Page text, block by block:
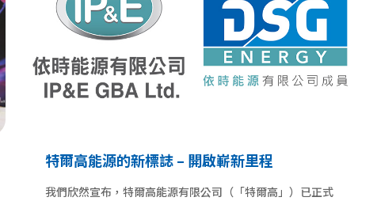
特爾高能源的新標誌 – 開啟嶄新里程
我們欣然宣布，特爾高能源有限公司（「特爾高」）已正式